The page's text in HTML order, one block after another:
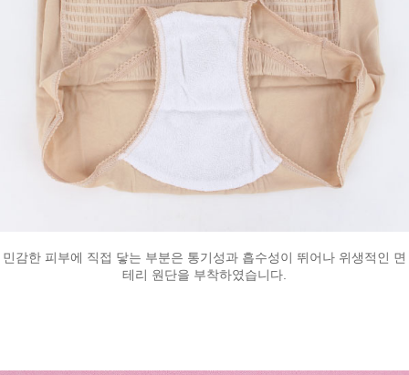
민감한 피부에 직접 닿는 부분은 통기성과 흡수성이 뛰어나 위생적인 면
테리 원단을 부착하였습니다.